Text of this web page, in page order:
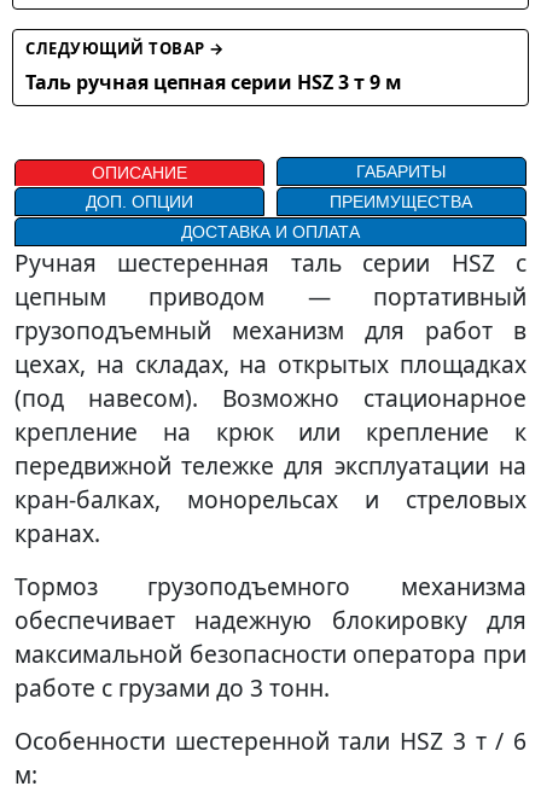
СЛЕДУЮЩИЙ ТОВАР →
Таль ручная цепная серии HSZ 3 т 9 м
ОПИСАНИЕ
ГАБАРИТЫ
ДОП. ОПЦИИ
ПРЕИМУЩЕСТВА
ДОСТАВКА И ОПЛАТА
Ручная шестеренная таль серии HSZ с
цепным приводом — портативный
грузоподъемный механизм для работ в
цехах, на складах, на открытых площадках
(под навесом). Возможно стационарное
крепление на крюк или крепление к
передвижной тележке для эксплуатации на
кран-балках, монорельсах и стреловых
кранах.
Тормоз грузоподъемного механизма
обеспечивает надежную блокировку для
максимальной безопасности оператора при
работе с грузами до 3 тонн.
Особенности шестеренной тали HSZ 3 т / 6
м: